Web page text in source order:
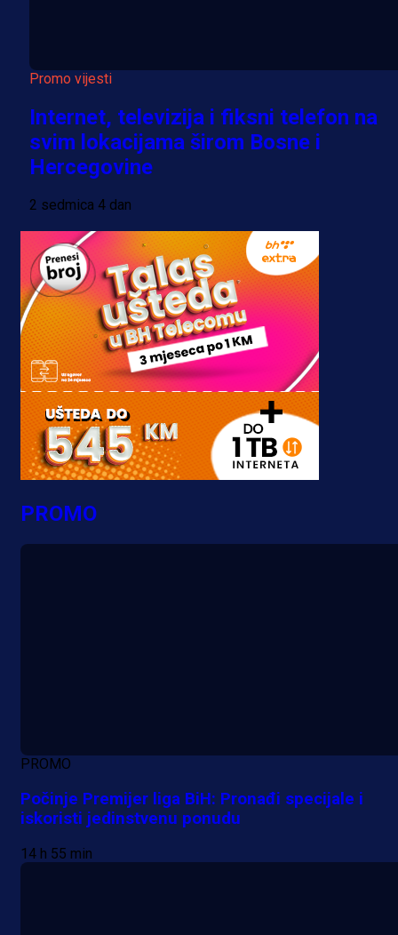
Promo vijesti
Internet, televizija i fiksni telefon na
svim lokacijama širom Bosne i
Hercegovine
2 sedmica 4 dan
PROMO
PROMO
Počinje Premijer liga BiH: Pronađi specijale i
iskoristi jedinstvenu ponudu
14 h 55 min